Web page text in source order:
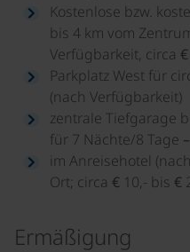
Kostenlose bzw.
bis 4 km vom
Verfügbarkeit, circa
Parkplatz West für
(nach Verfügbarkeit)
zentrale Tiefgarage
für 7 Nächte/8 Tage
im Anreisehotel
Ort; circa € 10,- bis €
Ermäßigung